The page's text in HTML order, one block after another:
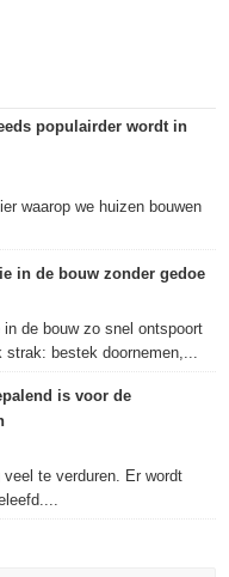
populairder wordt in
waarop we huizen bouwen
in de bouw zonder gedoe
de bouw zo snel ontspoort
strak: bestek doornemen,...
is voor de
te verduren. Er wordt